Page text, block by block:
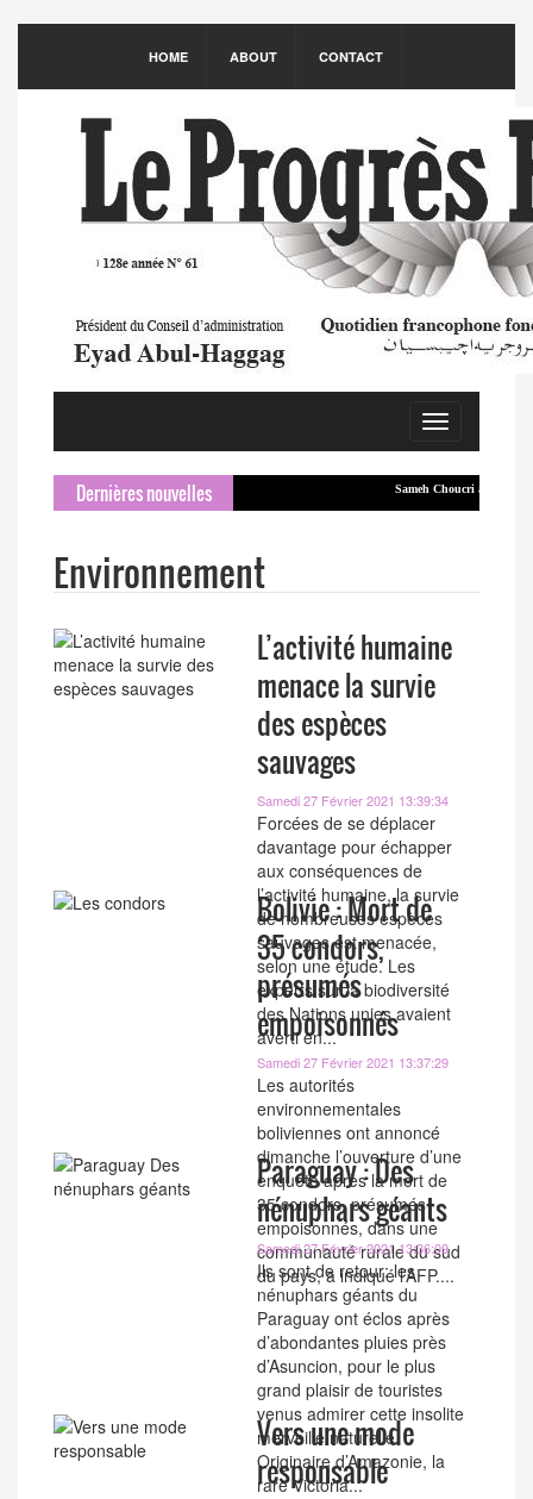
HOME ABOUT CONTACT
Toggle
navigation
Dernières nouvelles Sameh Choucri arrive à
Environnement
L’activité humaine
menace la survie
des espèces
sauvages
Samedi 27 Février 2021 13:39:34
Forcées de se déplacer
davantage pour échapper
aux conséquences de
l’activité humaine, la survie
de nombreuses espèces
sauvages est menacée,
selon une étude. Les
experts sur la biodiversité
des Nations unies avaient
averti en...
Bolivie : Mort de
35 condors,
présumés
empoisonnés
Samedi 27 Février 2021 13:37:29
Les autorités
environnementales
boliviennes ont annoncé
dimanche l’ouverture d’une
enquête après la mort de
35 condors, présumés
empoisonnés, dans une
communauté rurale du sud
du pays, a indiqué l’AFP....
Paraguay : Des
nénuphars géants
Samedi 27 Février 2021 13:36:09
Ils sont de retour: les
nénuphars géants du
Paraguay ont éclos après
d’abondantes pluies près
d’Asuncion, pour le plus
grand plaisir de touristes
venus admirer cette insolite
merveille naturelle.
Originaire d’Amazonie, la
rare Victoria...
Vers une mode
responsable